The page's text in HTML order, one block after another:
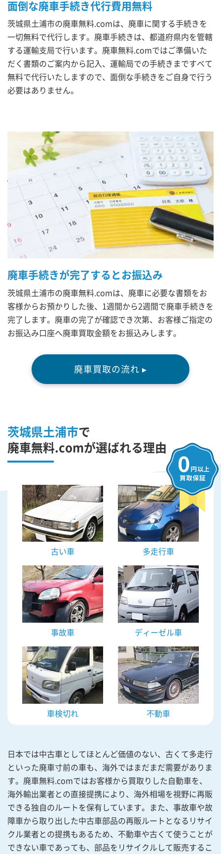
面倒な廃車手続き代行費用無料
茨城県土浦市の廃車無料.comは、廃車に関する手続きを
一切無料で代行します。廃車手続きは、都道府県内を管轄
する運輸支局で行います。廃車無料.comではご準備いた
だく書類のご案内から記入、運輸局での手続きまですべて
無料で代行いたしますので、面倒な手続きをご自身で行う
必要はありません。
廃車手続きが完了するとお振込み
茨城県土浦市の廃車無料.comは、廃車に必要な書類をお
客様からお預かりした後、1週間から2週間で廃車手続きを
完了します。廃車の完了が確認でき次第、お客様ご指定の
お振込み口座へ廃車買取金額をお振込みします。
廃車買取の流れ ▸
茨城県土浦市で
廃車無料.comが選ばれる理由
古い車 多走行車
事故車 ディーゼル車
車検切れ 不動車
日本では中古車としてほとんど価値のない、古くて多走行
といった廃車寸前の車も、海外ではまだまだ需要がありま
す。廃車無料.comではお客様から買取りした自動車を、
海外輸出業者との直接提携により、海外相場を視野に再販
できる独自のルートを保有しています。また、事故車や故
障車から取り出した中古車部品の再販ルートとなるリサイ
クル業者との提携もあるため、不動車や古くて使うことが
できない車であっても、部品をリサイクルして販売するこ